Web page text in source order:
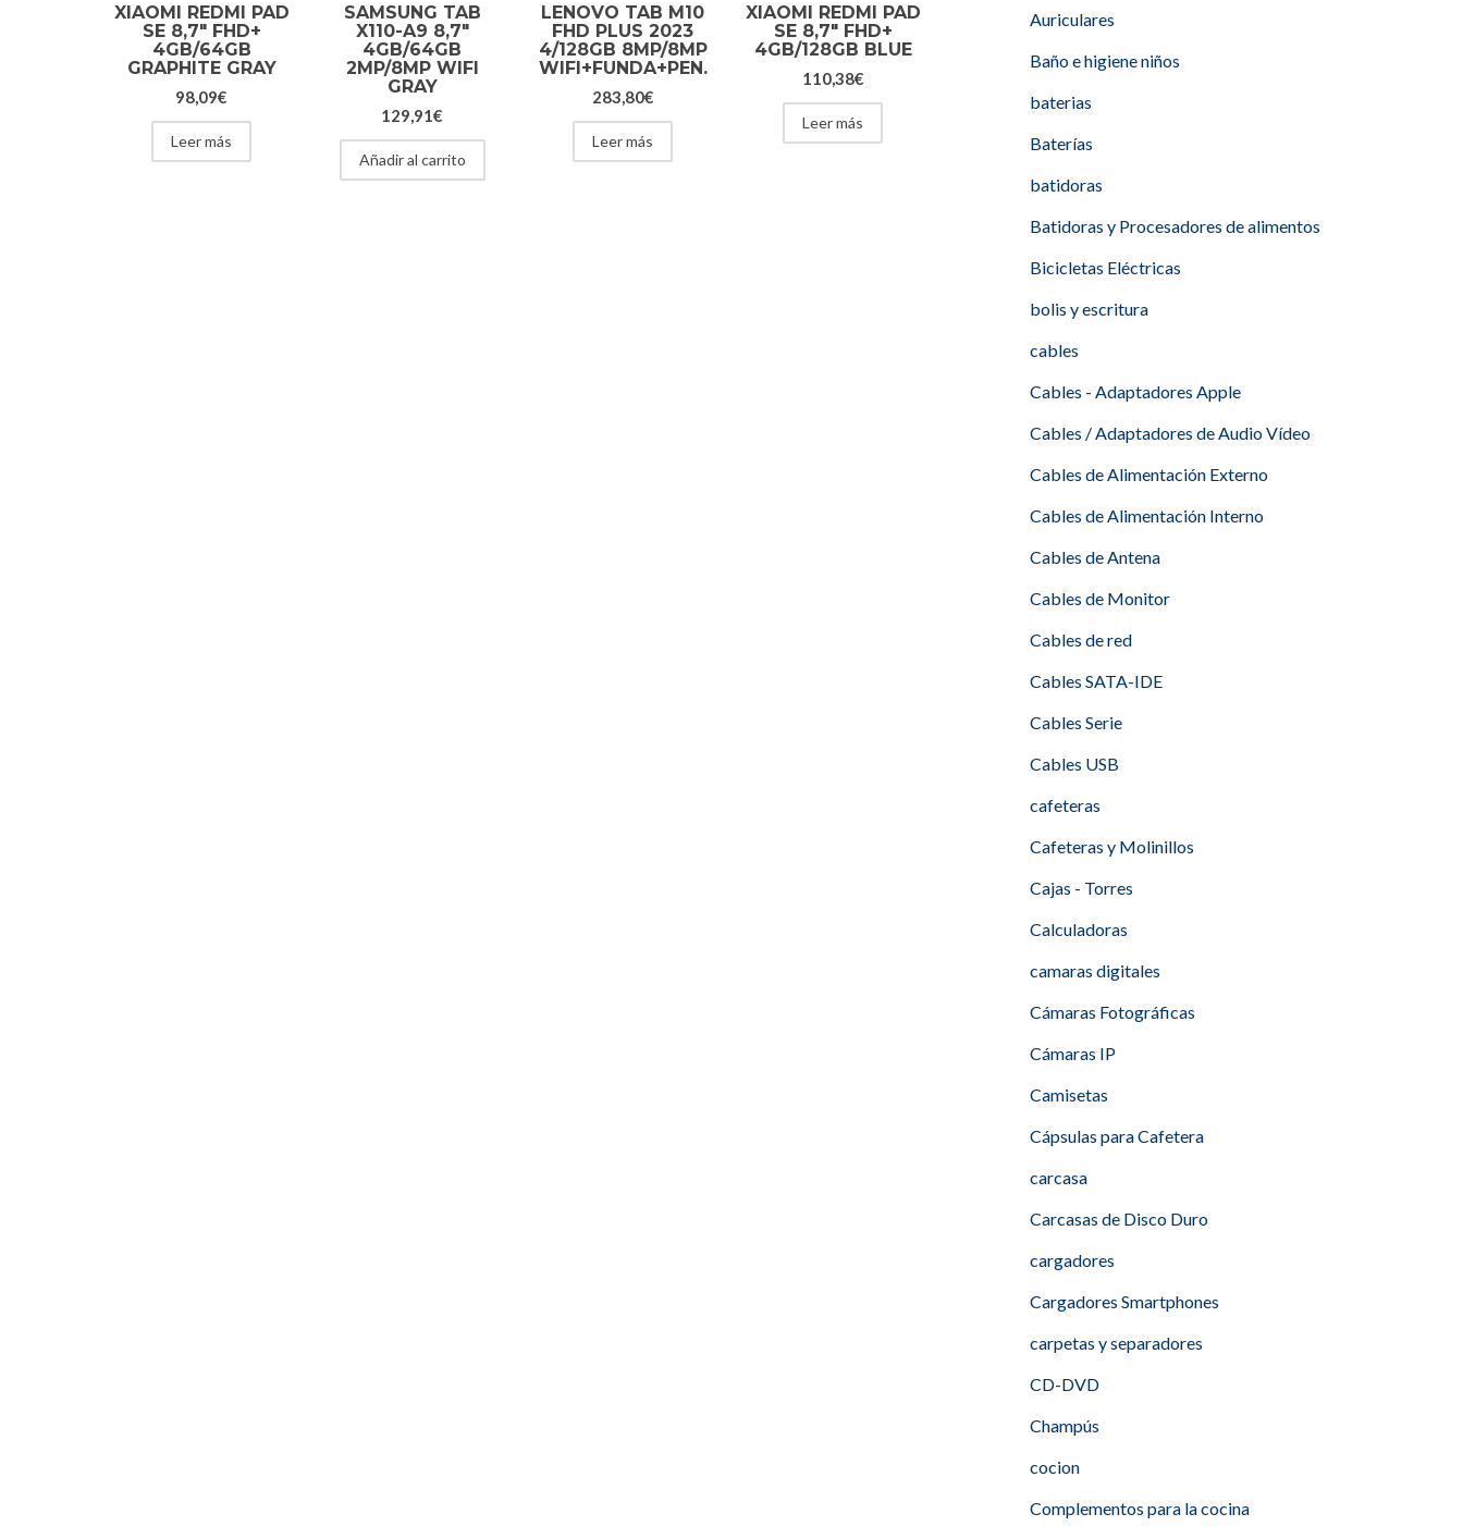
XIAOMI REDMI PAD
SE 8,7″ FHD+
4GB/64GB
GRAPHITE GRAY
98,09€
Leer más
SAMSUNG TAB
X110-A9 8,7″
4GB/64GB
2MP/8MP WIFI
GRAY
129,91€
Añadir al carrito
LENOVO TAB M10
FHD PLUS 2023
4/128GB 8MP/8MP
WIFI+FUNDA+PEN.
283,80€
Leer más
XIAOMI REDMI PAD
SE 8,7″ FHD+
4GB/128GB BLUE
110,38€
Leer más
Auriculares
Baño e higiene niños
baterias
Baterías
batidoras
Batidoras y Procesadores de alimentos
Bicicletas Eléctricas
bolis y escritura
cables
Cables - Adaptadores Apple
Cables / Adaptadores de Audio Vídeo
Cables de Alimentación Externo
Cables de Alimentación Interno
Cables de Antena
Cables de Monitor
Cables de red
Cables SATA-IDE
Cables Serie
Cables USB
cafeteras
Cafeteras y Molinillos
Cajas - Torres
Calculadoras
camaras digitales
Cámaras Fotográficas
Cámaras IP
Camisetas
Cápsulas para Cafetera
carcasa
Carcasas de Disco Duro
cargadores
Cargadores Smartphones
carpetas y separadores
CD-DVD
Champús
cocion
Complementos para la cocina